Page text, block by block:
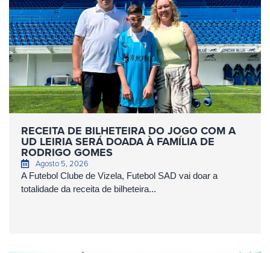
RECEITA DE BILHETEIRA DO JOGO COM A
UD LEIRIA SERÁ DOADA À FAMÍLIA DE
RODRIGO GOMES
Agosto 5, 2026
A Futebol Clube de Vizela, Futebol SAD vai doar a
totalidade da receita de bilheteira...